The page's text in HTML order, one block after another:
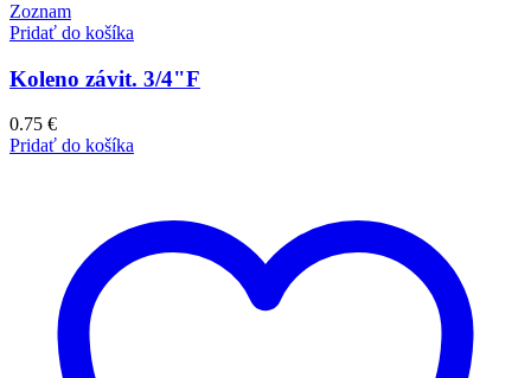
Zoznam
Pridať do košíka
Koleno závit. 3/4"F
0.75 €
Pridať do košíka